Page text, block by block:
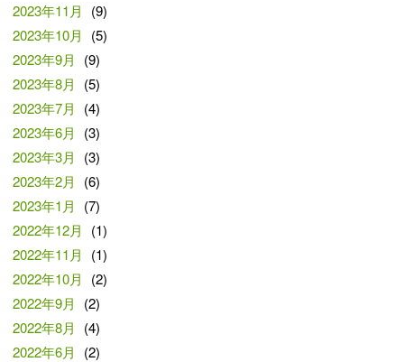
2023年11月
(9)
2023年10月
(5)
2023年9月
(9)
2023年8月
(5)
2023年7月
(4)
2023年6月
(3)
2023年3月
(3)
2023年2月
(6)
2023年1月
(7)
2022年12月
(1)
2022年11月
(1)
2022年10月
(2)
2022年9月
(2)
2022年8月
(4)
2022年6月
(2)